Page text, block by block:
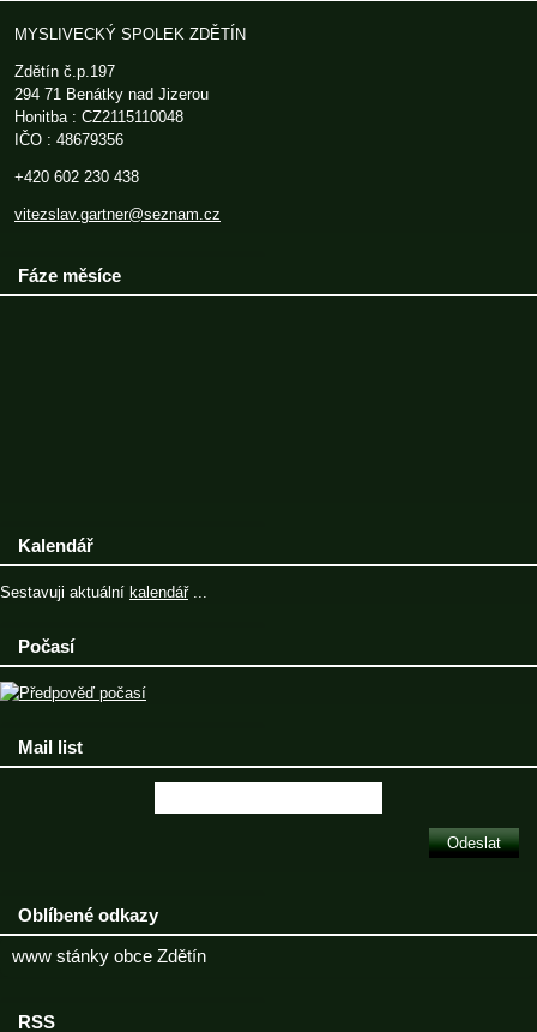
MYSLIVECKÝ SPOLEK ZDĚTÍN
Zdětín č.p.197
294 71 Benátky nad Jizerou
Honitba : CZ2115110048
IČO : 48679356
+420 602 230 438
vitezslav.gartner@seznam.cz
Fáze měsíce
Kalendář
Sestavuji aktuální kalendář...
Počasí
Mail list
Oblíbené odkazy
www stánky obce Zdětín
RSS